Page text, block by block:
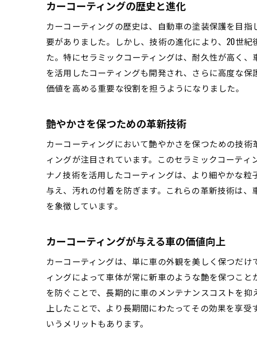
傷
防
塗
セ
自
車
長
高
施
費
カーコーティングの歴史と進化
カーコーティングの歴史は、自動車の塗装保護を目
要がありました。しかし、技術の進化により、20世
た。特にセラミックコーティングは、耐久性が高く
を活用したコーティングも開発され、さらに高度な
価値を高める重要な役割を担うようになりました。
艶やかさを保つための革新技術
カーコーティングにおいて艶やかさを保つための技
ィングが注目されています。このセラミックコーテ
ナノ技術を活用したコーティングは、より細やかな
与え、汚れの付着を防ぎます。これらの革新技術は
を象徴しています。
カーコーティングが与える車の価値向上
カーコーティングは、単に車の外観を美しく保つだ
ィングによって車体が常に新車のような艶を保つこ
を防ぐことで、長期的に車のメンテナンスコストを
上したことで、より長期間にわたってその効果を享
いうメリットもあります。